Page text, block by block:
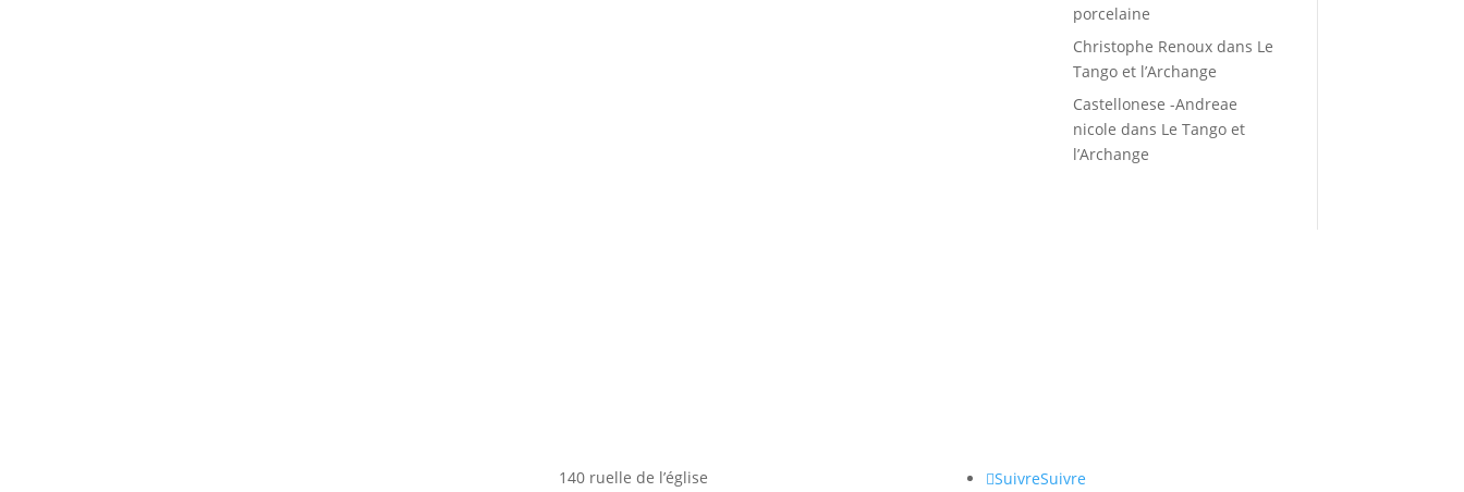
porcelaine
Christophe Renoux dans Le
Tango et l’Archange
Castellonese -Andreae
nicole dans Le Tango et
l’Archange
140 ruelle de l’église
SuivreSuivre